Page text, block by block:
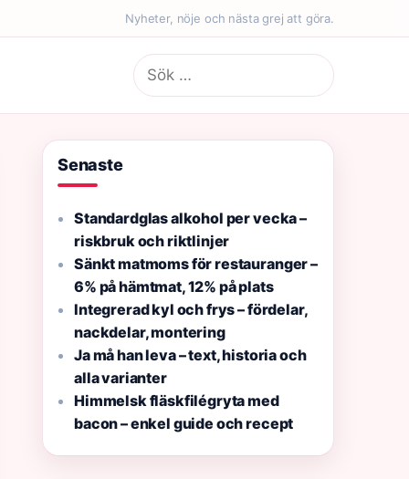
Nyheter, nöje och nästa grej att göra.
Sök
efter:
Senaste
Standardglas alkohol per vecka –
riskbruk och riktlinjer
Sänkt matmoms för restauranger –
6% på hämtmat, 12% på plats
Integrerad kyl och frys – fördelar,
nackdelar, montering
Ja må han leva – text, historia och
alla varianter
Himmelsk fläskfilégryta med
bacon – enkel guide och recept